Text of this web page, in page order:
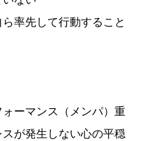
率先して行動すること
ーマンス（メンパ）重
が発生しない心の平穏